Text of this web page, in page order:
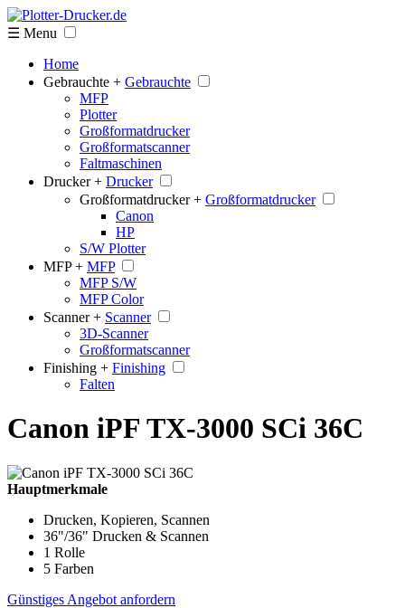
☰ Menu
Home
Gebrauchte + Gebrauchte
MFP
Plotter
Großformatdrucker
Großformatscanner
Faltmaschinen
Drucker + Drucker
Großformatdrucker + Großformatdrucker
Canon
HP
S/W Plotter
MFP + MFP
MFP S/W
MFP Color
Scanner + Scanner
3D-Scanner
Großformatscanner
Finishing + Finishing
Falten
Canon iPF TX-3000 SCi 36C
Hauptmerkmale
Drucken, Kopieren, Scannen
36"/36" Drucken & Scannen
1 Rolle
5 Farben
Günstiges Angebot anfordern